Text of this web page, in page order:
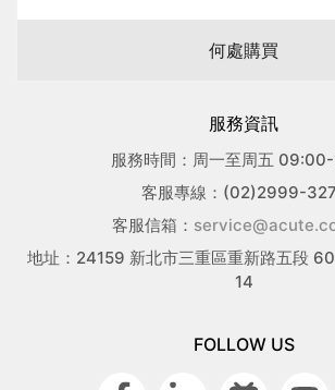
何處購買
服務資訊
服務時間：周一至周五
客服專線：(02)2999-
客服信箱：
地址：24159 新北市三重區重新路五段
14
FOLLOW US